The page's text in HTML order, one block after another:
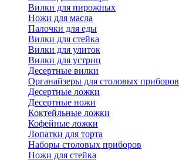
Вилки для пирожных
Ножи для масла
Палочки для еды
Вилки для стейка
Вилки для улиток
Вилки для устриц
Десертные вилки
Органайзеры для столовых приборов
Десертные ложки
Десертные ножи
Коктейльные ложки
Кофейные ложки
Лопатки для торта
Наборы столовых приборов
Ножи для стейка